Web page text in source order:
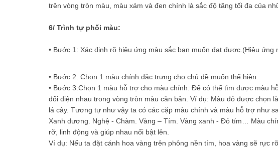
trên vòng tròn màu, màu xám và đen chính là sắc độ tăng tối đa của
6/ Trình tự phối màu:
• Bước 1: Xác định rõ hiệu ứng màu sắc bạn muốn đạt được.(Hiệu ứng
• Bước 2: Chọn 1 màu chính đặc trưng cho chủ đề muốn thể hiện.
• Bước 3:Chọn 1 màu hỗ trợ cho màu chính. Để có thể tìm được màu
đối diện nhau trong vòng tròn màu căn bản. Ví dụ: Màu đỏ được chọn
lá cây. Tương tự như vậy ta có các cặp màu chính và màu hỗ trợ như
Xanh dương. Nghệ - Chàm. Vàng – Tím. Vàng xanh - Đỏ tím… Màu
rỡ, linh động và giúp nhau nổi bật lên.
Ví dụ: Nếu ta đặt cánh hoa vàng trên phông nền tím, hoa vàng sẽ rực